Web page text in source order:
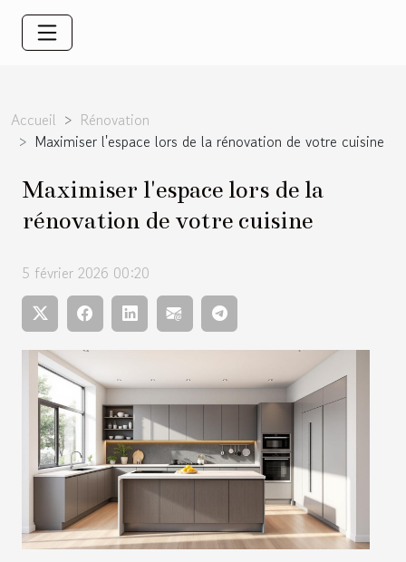
Accueil
Rénovation
Maximiser l'espace lors de la rénovation de votre cuisine
Maximiser l'espace lors de la
rénovation de votre cuisine
5 février 2026 00:20